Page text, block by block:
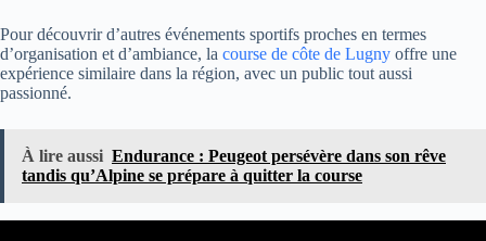
Pour découvrir d’autres événements sportifs proches en termes
d’organisation et d’ambiance, la course de côte de Lugny offre une
expérience similaire dans la région, avec un public tout aussi
passionné.
À lire aussi Endurance : Peugeot persévère dans son rêve
tandis qu’Alpine se prépare à quitter la course